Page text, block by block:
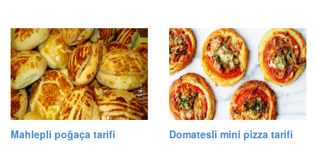
Mahlepli poğaça tarifi Domatesli mini pizza tarifi